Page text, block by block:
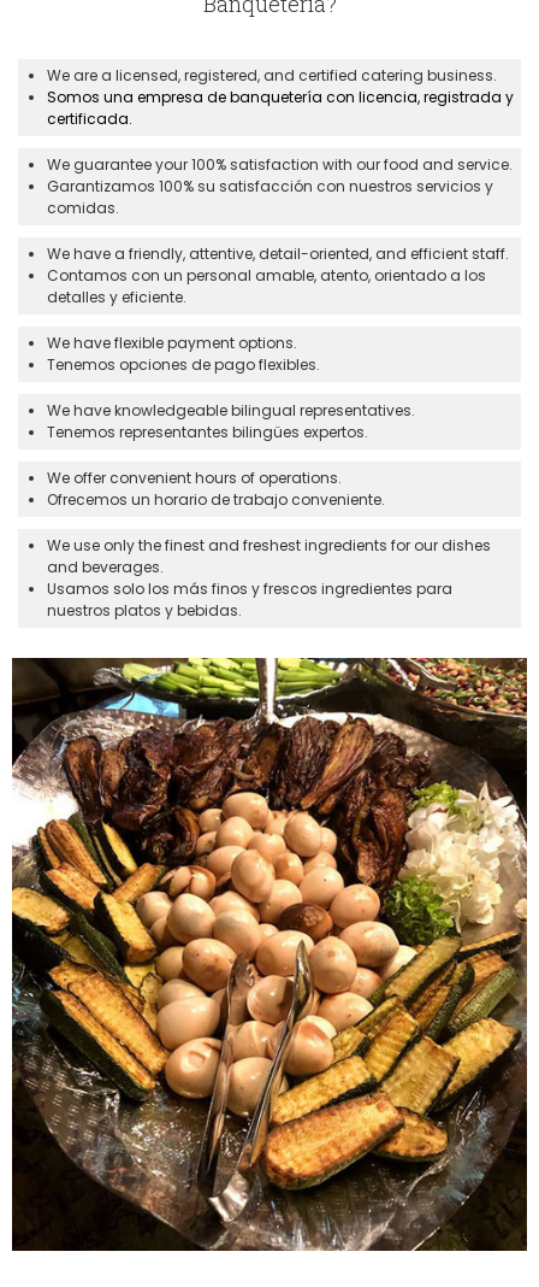
We are a licensed, registered, and certified catering business.
Somos una empresa de banquetería con licencia, registrada y
certificada.
We guarantee your 100% satisfaction with our food and service.
Garantizamos 100% su satisfacción con nuestros servicios y
comidas.
We have a friendly, attentive, detail-oriented, and efficient staff.
Contamos con un personal amable, atento, orientado a los
detalles y eficiente.
We have flexible payment options.
Tenemos opciones de pago flexibles.
We have knowledgeable bilingual representatives.
Tenemos representantes bilingües expertos.
We offer convenient hours of operations.
Ofrecemos un horario de trabajo conveniente.
We use only the finest and freshest ingredients for our dishes
and beverages.
Usamos solo los más finos y frescos ingredientes para
nuestros platos y bebidas.